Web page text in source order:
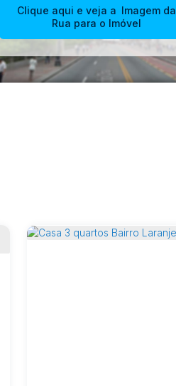
Clique aqui e veja a Imagem da
Rua para o Imóvel